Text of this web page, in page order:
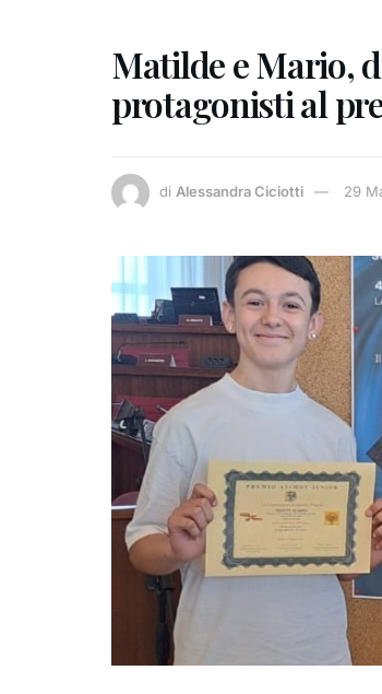
Matilde e Mario,
protagonisti al
di Alessandra Ciciotti 29